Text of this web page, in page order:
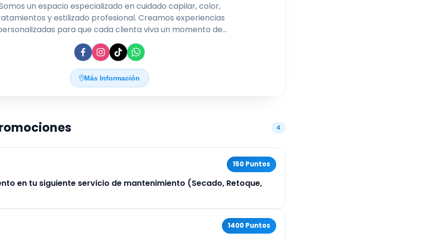
un espacio especializado en cuidado capilar, color,
y estilizado profesional. Creamos experiencias
para que cada clienta viva un momento de
brillo y apapacho, con productos de alta calidad y
atención experta.
Más Información
4
150 Puntos
en tu siguiente servicio de mantenimiento (Secado, Retoque,
1400 Puntos